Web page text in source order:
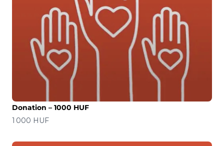
Donation – 1000 HUF
Precio
1 000 HUF